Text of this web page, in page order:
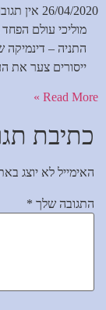
26/04/2020 אין
התניה –
ייסורים צער את
Read More »
כתיבת
האימייל לא יוצג
התגובה שלך *